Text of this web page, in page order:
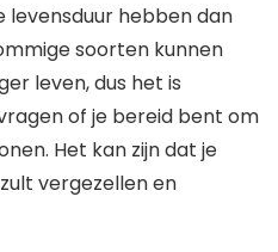
levensduur hebben dan
soorten kunnen
leven, dus het is
of je bereid bent om
Het kan zijn dat je
vergezellen en